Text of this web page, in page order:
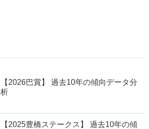
【2026巴賞】 過去10年の傾向データ分
析
【2025豊橋ステークス】 過去10年の傾